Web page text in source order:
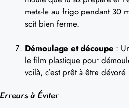
mets-le au frigo pendant 30
soit bien ferme.
Démoulage et découpe :
le film plastique pour
voilà, c’est prêt à être dévoré
Erreurs à Éviter